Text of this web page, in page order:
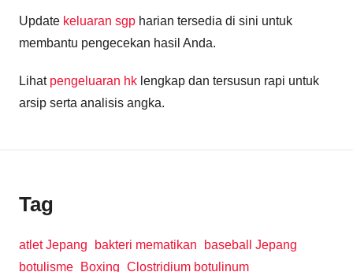
Update keluaran sgp harian tersedia di sini untuk
membantu pengecekan hasil Anda.
Lihat pengeluaran hk lengkap dan tersusun rapi untuk
arsip serta analisis angka.
Tag
atlet Jepang bakteri mematikan
baseball Jepang
botulisme
Boxing Clostridium botulinum